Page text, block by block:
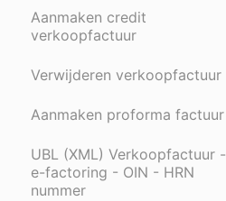
Aanmaken credit
verkoopfactuur
Verwijderen verkoopfactuur
Aanmaken proforma factuur
UBL (XML) Verkoopfactuur -
e-factoring - OIN - HRN
nummer